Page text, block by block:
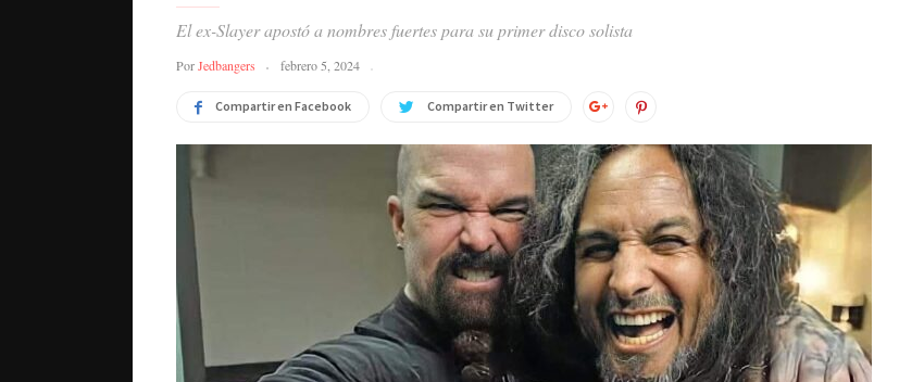
El ex-Slayer apostó a nombres fuertes para su primer disco solista
PorJedbangers febrero 5, 2024
Compartir en Facebook Compartir en Twitter